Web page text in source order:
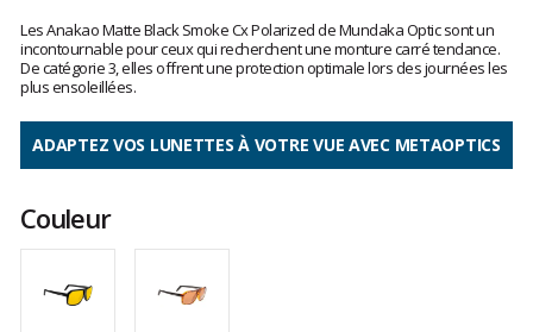
avis
clients
Les Anakao Matte Black Smoke Cx Polarized de Mundaka Optic sont un
incontournable pour ceux qui recherchent une monture carré tendance.
De catégorie 3, elles offrent une protection optimale lors des journées les
plus ensoleillées.
ADAPTEZ VOS LUNETTES À VOTRE VUE AVEC METAOPTICS
Couleur